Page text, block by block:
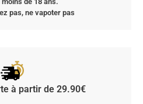
pas, ne vapoter pas
à partir de 29.90€